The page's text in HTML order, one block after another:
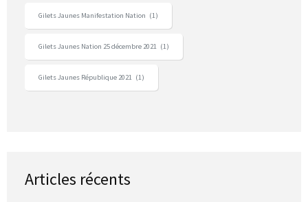
Gilets Jaunes Manifestation Nation (1)
Gilets Jaunes Nation 25 décembre 2021 (1)
Gilets Jaunes République 2021 (1)
Articles récents